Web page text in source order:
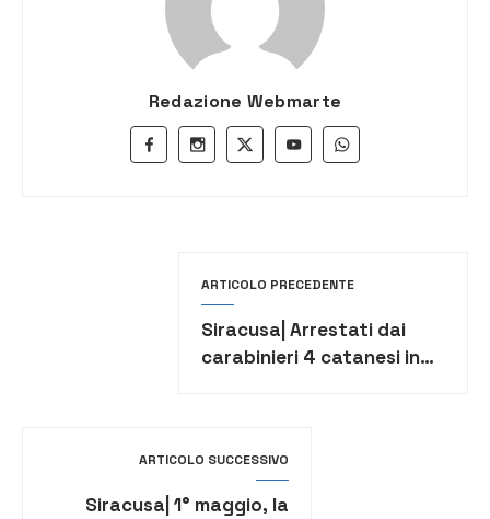
Redazione Webmarte
ARTICOLO PRECEDENTE
Siracusa| Arrestati dai
carabinieri 4 catanesi in
ARTICOLO SUCCESSIVO
Siracusa| 1° maggio, la